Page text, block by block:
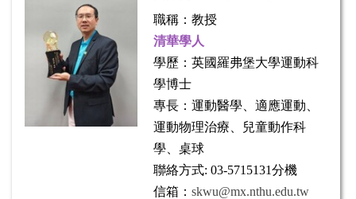
職稱：教授
清華學人
學歷：英國羅弗堡大學運動科
學博士
專長：運動醫學、適應運動、
運動物理治療、兒童動作科
學、桌球
聯絡方式: 03-5715131分機
信箱：skwu@mx.nthu.edu.tw